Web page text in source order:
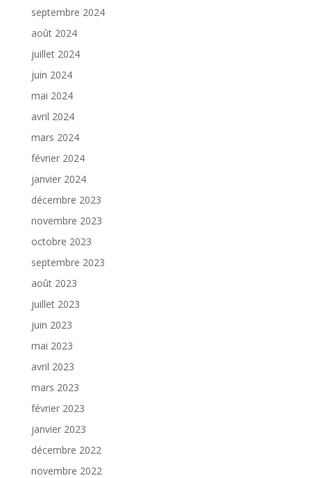
septembre 2024
août 2024
juillet 2024
juin 2024
mai 2024
avril 2024
mars 2024
février 2024
janvier 2024
décembre 2023
novembre 2023
octobre 2023
septembre 2023
août 2023
juillet 2023
juin 2023
mai 2023
avril 2023
mars 2023
février 2023
janvier 2023
décembre 2022
novembre 2022